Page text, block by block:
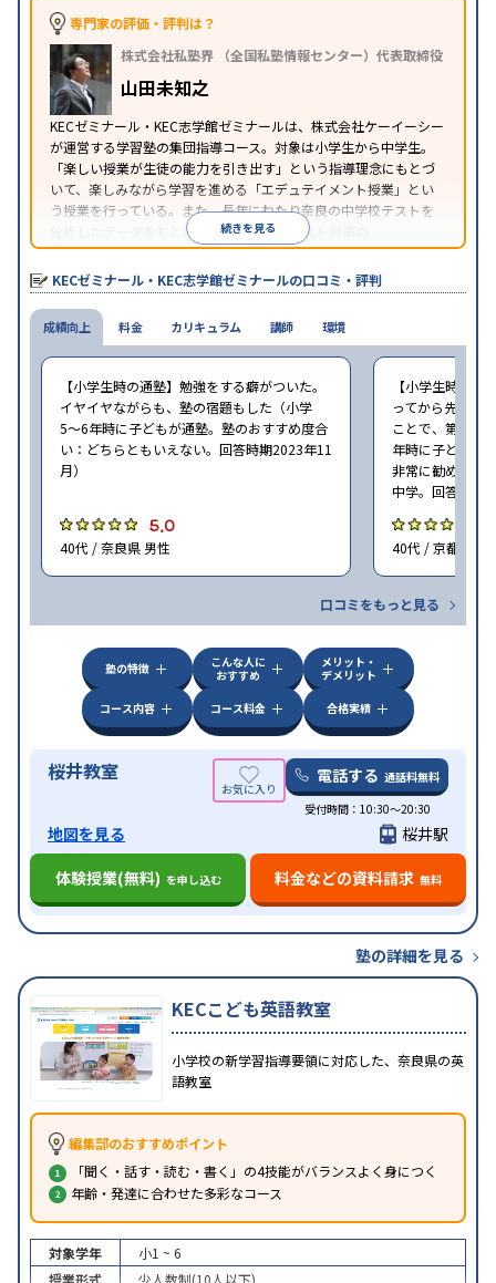
専門家の評価・評判は？
株式会社私塾界 （全国私塾情報センター）代表取締役
山田未知之
KECゼミナール・KEC志学館ゼミナールは、株式会社ケーイーシー
が運営する学習塾の集団指導コース。対象は小学生から中学生。
「楽しい授業が生徒の能力を引き出す」という指導理念にもとづ
いて、楽しみながら学習を進める「エデュテイメント授業」とい
う授業を行っている。また、長年にわたり奈良の中学校テストを
分析したデータをもとに、学校別の定期テスト対策の
『KECCADAS』という授業を行っている。
続きを見る
KECゼミナール・KEC志学館ゼミナールの口コミ・評判
成績向上
【小学生時の通塾】勉強をする癖がついた。
イヤイヤながらも、塾の宿題もした（小学
5〜6年時に子どもが通塾。塾のおすすめ度合
い：どちらともいえない。回答時期2023年11
月）
5.0
40代 / 奈良県 男性
【小学生時の通
ってから先生に
ことで、第一志
年時に子どもが
非常に勧めたい
中学。回答時期
40代 / 京都府 男
口コミをもっと見る
料金 カリキュラム 講師 環境
塾の特徴
こんな人に
おすすめ
メリット・
デメリット
コース内容
コース料金 合格実績
桜井教室 電話する 通話料無料
受付時間：10:30～20:30
地図を見る
桜井駅
体験授業(無料) を申し込む 料金などの資料請求 無料
塾の詳細を見る
KECこども英語教室
小学校の新学習指導要領に対応した、奈良県の英
語教室
編集部のおすすめポイント
「聞く・話す・読む・書く」の4技能がバランスよく身につく
年齢・発達に合わせた多彩なコース
対象学年
小1 ~ 6